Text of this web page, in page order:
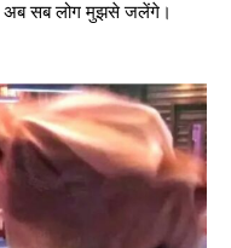
अब सब लोग मुझसे जलेंगे।